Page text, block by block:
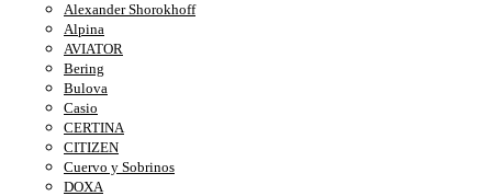
Alexander Shorokhoff
Alpina
AVIATOR
Bering
Bulova
Casio
CERTINA
CITIZEN
Cuervo y Sobrinos
DOXA